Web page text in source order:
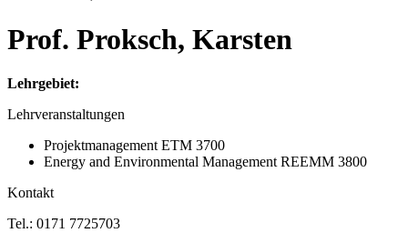
Prof. Proksch, Kars­ten
Lehrgebiet:
Lehrveranstaltungen
Projektmanagement ETM 3700
Energy and Environmental Management REEMM 3800
Kontakt
Tel.: 0171 7725703